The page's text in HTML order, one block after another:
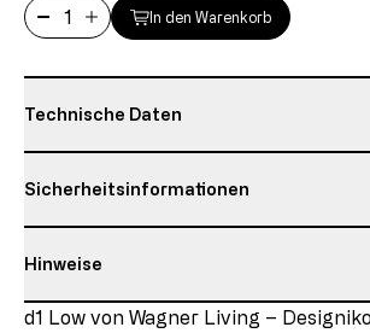
In den Warenkorb
Technische Daten
max. Nutzergröße
max. Nutzungsdauer
Sicherheitsinformationen
Verantwortliche Person:
Augsburger Str. 29
Hinweise
Details zum Zustand des Artikels
d1 Low von Wagner Living –